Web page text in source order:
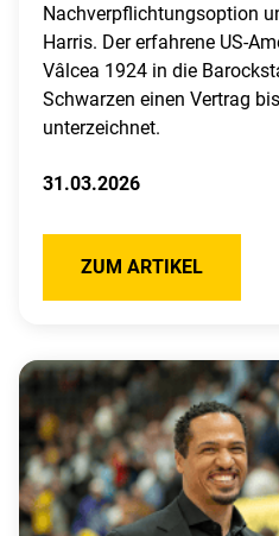
Nachverpflichtungsoption
Harris. Der erfahrene US-
Vâlcea 1924 in die
Schwarzen einen Vertrag
unterzeichnet.
31.03.2026
ZUM ARTIKEL